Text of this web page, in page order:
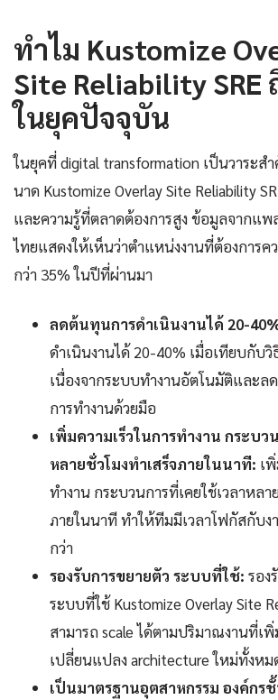
ทำไม Kustomize
Site Reliability SRE
ในยุคปัจจุบัน
ในยุคที่ digital transformation เป็นวาระส
นาด Kustomize Overlay Site Reliability
และความรู้ที่ตลาดต้องการสูง ข้อมูลจากแ
ไทยแสดงให้เห็นว่าตำแหน่งงานที่ต้องการ
กว่า 35% ในปีที่ผ่านมา
ลดต้นทุนการดำเนินงานได้ 20-
ดำเนินงานได้ 20-40% เมื่อเทียบกับ
เนื่องจากระบบทำงานอัตโนมัติและล
การทำงานด้วยมือ
เพิ่มความเร็วในการทำงาน กระบว
หลายชั่วโมงทำเสร็จภายในนาที: เ
ทำงาน กระบวนการที่เคยใช้เวลาหลา
ภายในนาที ทำให้ทีมมีเวลาโฟกัสกับง
กว่า
รองรับการขยายตัว ระบบที่ใช้: รอง
ระบบที่ใช้ Kustomize Overlay Site
สามารถ scale ได้ตามปริมาณงานที่เ
เปลี่ยนแปลง architecture ใหม่ทั้งหม
เป็นมาตรฐานอุตสาหกรรม องค์กร